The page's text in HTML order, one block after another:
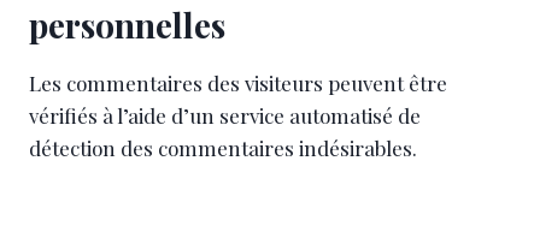
personnelles
Les commentaires des visiteurs peuvent être
vérifiés à l’aide d’un service automatisé de
détection des commentaires indésirables.